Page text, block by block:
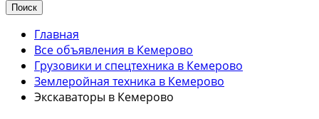
Поиск
Главная
Все объявления в Кемерово
Грузовики и спецтехника в Кемерово
Землеройная техника в Кемерово
Экскаваторы в Кемерово